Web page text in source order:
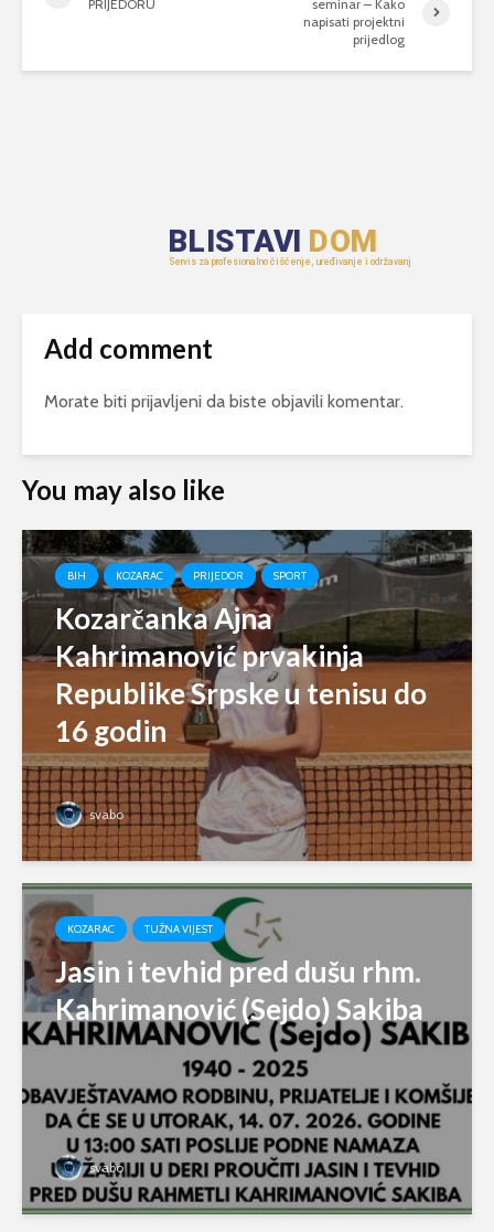
PRIJEDORU
seminar – Kako
napisati projektni
prijedlog
Add comment
Morate biti prijavljeni da biste objavili komentar.
You may also like
BIH KOZARAC PRIJEDOR SPORT
Kozarčanka Ajna
Kahrimanović prvakinja
Republike Srpske u tenisu do
16 godin
svabo
KOZARAC TUŽNA VIJEST
Jasin i tevhid pred dušu rhm.
Kahrimanović (Sejdo) Sakiba
svabo